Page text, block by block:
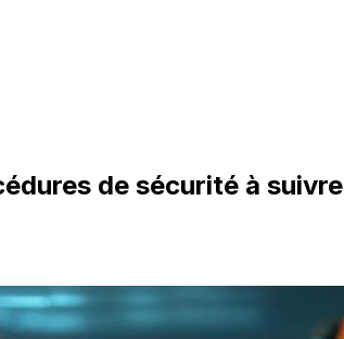
de sécurité à suivre